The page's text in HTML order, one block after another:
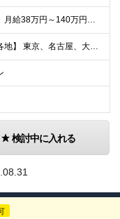
【平均年収：603万円】 月給38万円～140万円＋諸手当（経験者） 【平均年収603万円】 ※案件の契約内容や昇給額などはすべて開示します。 ※経験や能力を考慮し決定します。 ※月給には固定残業
【フルリモート／全国各地】 東京、名古屋、大阪、福岡を中心とした全国のプロジェクトにアサイン。 ※プロジェクトは完全選択制です。 ※フルリモート、ハイブリッド型、常駐案件から自由に選択可能です。 ※転
検討中に入れる